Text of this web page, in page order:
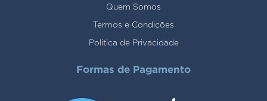
Quem Somos
Termos e Condições
Politica de Privacidade
Formas de Pagamento